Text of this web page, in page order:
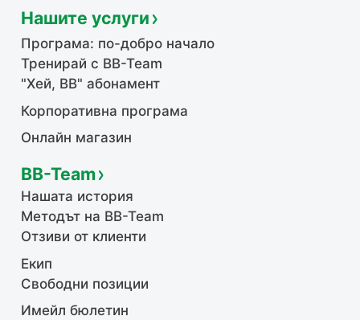
Нашите услуги
Програма: по-добро начало
Тренирай с BB-Team
"Хей, ВВ" абонамент
Корпоративна програма
Онлайн магазин
BB-Team
Нашата история
Методът на BB-Team
Отзиви от клиенти
Екип
Свободни позиции
Имейл бюлетин